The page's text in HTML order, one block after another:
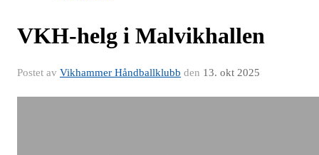
VKH-helg i Malvikhallen
Postet av Vikhammer Håndballklubb den 13. okt 2025